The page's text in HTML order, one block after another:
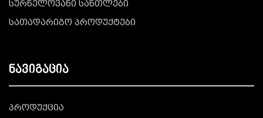
სურნელოვანი სანთლები
სათადარიგო პროდუქტები
ნავიგაცია
პროდუქცია